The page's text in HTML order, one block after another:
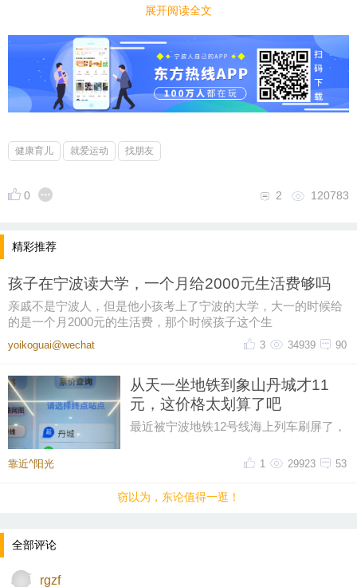
展开阅读全文
健康育儿 就爱运动 找朋友
0 120783
2
精彩推荐
孩子在宁波读大学，一个月给2000元生活费够吗
亲戚不是宁波人，但是他小孩考上了宁波的大学，大一的时候给
的是一个月2000元的生活费，那个时候孩子这个生
yoikoguai@wechat 90
34939
3
从天一坐地铁到象山丹城才11
元，这价格太划算了吧
最近被宁波地铁12号线海上列车刷屏了，
从天一广场坐到象山丹城是11晕
靠近^阳光 53
29923
1
窃以为，东论值得一逛！
全部评论
rgzf